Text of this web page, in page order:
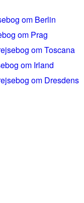
om Berlin
om Prag
om Toscana
om Irland
om Dresdens